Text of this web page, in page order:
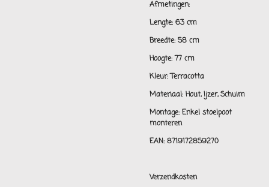
Afmetingen:
Lengte: 63 cm
Breedte: 58 cm
Hoogte: 77 cm
Kleur: Terracotta
Materiaal: Hout, Ijzer, Schuim
Montage: Enkel stoelpoot
monteren
EAN: 8719172859270
Verzendkosten